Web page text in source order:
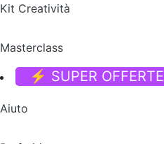
Kit Creatività
Masterclass
⚡ SUPER OFFERTE
Aiuto